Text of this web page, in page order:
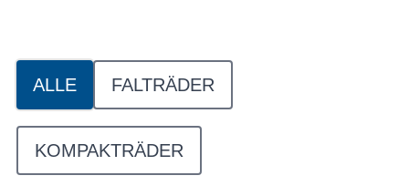
ALLE FALTRÄDER
KOMPAKTRÄDER